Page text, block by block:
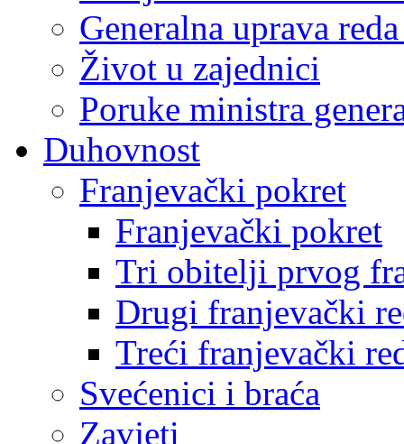
Generalna uprava
Život u zajednici
Poruke ministra
Duhovnost
Franjevački pokret
Franjevački pokret
Tri obitelji prvog
Drugi franjevački
Treći franjevački
Svećenici i braća
Zavjeti